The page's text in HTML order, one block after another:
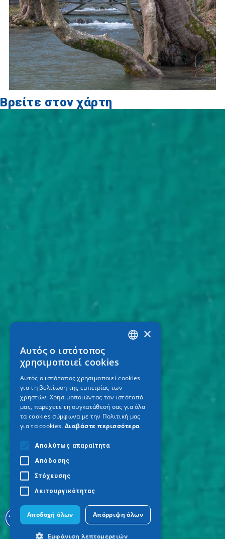
Βρείτε στον χάρτη
×
Αυτός ο ιστότοπος
χρησιμοποιεί cookies
Αυτός ο ιστότοπος χρησιμοποιεί cookies
για τη βελτίωση της εμπειρίας των
χρηστών. Χρησιμοποιώντας τον ιστότοπό
μας, παρέχετε τη συγκατάθεσή σας για όλα
τα cookies σύμφωνα με την Πολιτική μας
για τα cookies. Διαβάστε περισσότερα
Απολύτως απαραίτητα
Απόδοσης
Στόχευσης
Λειτουργικότητας
Αποδοχή όλων Απόρριψη όλων
Εμφάνιση λεπτομερειών